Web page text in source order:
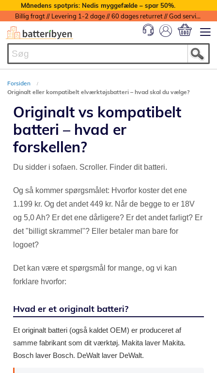
Månedens spotpris: Nedis myggefælde – spar 50%.
Billig fragt // Levering 1-2 dage // 60 dages returret // God service med garanti
Forsiden
Originalt eller kompatibelt elværktøjsbatteri – hvad skal du vælge?
Originalt vs kompatibelt
batteri – hvad er
forskellen?
Du sidder i sofaen. Scroller. Finder dit batteri.
Og så kommer spørgsmålet: Hvorfor koster det ene
1.199 kr. Og det andet 449 kr. Når de begge to er 18V
og 5,0 Ah? Er det ene dårligere? Er det andet farligt? Er
det "billigt skrammel"? Eller betaler man bare for
logoet?
Det kan være et spørgsmål for mange, og vi kan
forklare hvorfor:
Hvad er et originalt batteri?
Et originalt batteri (også kaldet OEM) er produceret af
samme fabrikant som dit værktøj. Makita laver Makita.
Bosch laver Bosch. DeWalt laver DeWalt.